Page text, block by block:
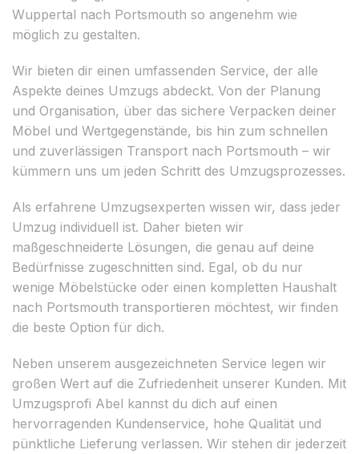
Wuppertal nach Portsmouth so angenehm wie
möglich zu gestalten.
Wir bieten dir einen umfassenden Service, der alle
Aspekte deines Umzugs abdeckt. Von der Planung
und Organisation, über das sichere Verpacken deiner
Möbel und Wertgegenstände, bis hin zum schnellen
und zuverlässigen Transport nach Portsmouth – wir
kümmern uns um jeden Schritt des Umzugsprozesses.
Als erfahrene Umzugsexperten wissen wir, dass jeder
Umzug individuell ist. Daher bieten wir
maßgeschneiderte Lösungen, die genau auf deine
Bedürfnisse zugeschnitten sind. Egal, ob du nur
wenige Möbelstücke oder einen kompletten Haushalt
nach Portsmouth transportieren möchtest, wir finden
die beste Option für dich.
Neben unserem ausgezeichneten Service legen wir
großen Wert auf die Zufriedenheit unserer Kunden. Mit
Umzugsprofi Abel kannst du dich auf einen
hervorragenden Kundenservice, hohe Qualität und
pünktliche Lieferung verlassen. Wir stehen dir jederzeit